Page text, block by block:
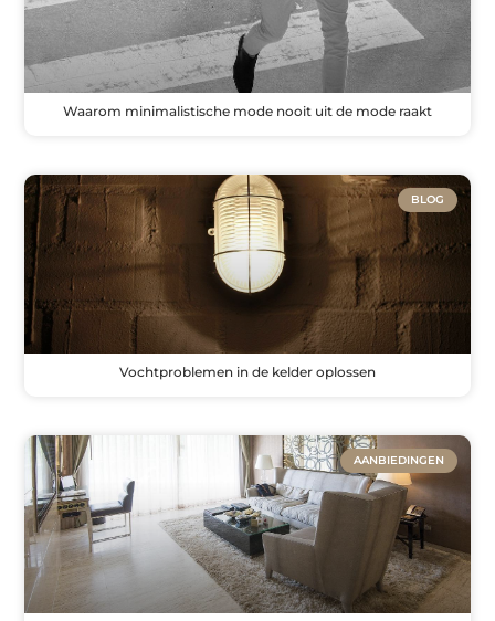
Waarom minimalistische mode nooit uit de mode raakt
BLOG
Vochtproblemen in de kelder oplossen
AANBIEDINGEN